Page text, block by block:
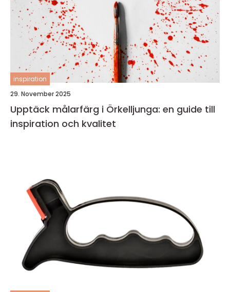
inspiration
29. November 2025
Upptäck målarfärg i Örkelljunga: en guide till
inspiration och kvalitet